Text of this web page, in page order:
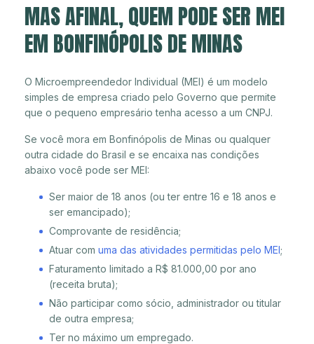
MAS AFINAL, QUEM PODE SER MEI
EM BONFINÓPOLIS DE MINAS
O Microempreendedor Individual (MEI) é um modelo
simples de empresa criado pelo Governo que permite
que o pequeno empresário tenha acesso a um CNPJ.
Se você mora em Bonfinópolis de Minas ou qualquer
outra cidade do Brasil e se encaixa nas condições
abaixo você pode ser MEI:
Ser maior de 18 anos (ou ter entre 16 e 18 anos e
ser emancipado);
Comprovante de residência;
Atuar com uma das atividades permitidas pelo MEI;
Faturamento limitado a R$ 81.000,00 por ano
(receita bruta);
Não participar como sócio, administrador ou titular
de outra empresa;
Ter no máximo um empregado.